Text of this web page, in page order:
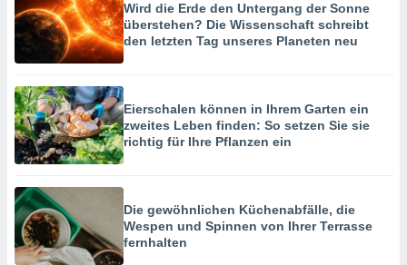
Wird die Erde den Untergang der Sonne
überstehen? Die Wissenschaft schreibt
den letzten Tag unseres Planeten neu
Eierschalen können in Ihrem Garten ein
zweites Leben finden: So setzen Sie sie
richtig für Ihre Pflanzen ein
Die gewöhnlichen Küchenabfälle, die
Wespen und Spinnen von Ihrer Terrasse
fernhalten